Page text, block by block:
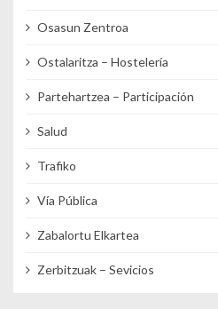
Osasun Zentroa
Ostalaritza – Hostelería
Partehartzea – Participación
Salud
Trafiko
Vía Pública
Zabalortu Elkartea
Zerbitzuak – Sevicios